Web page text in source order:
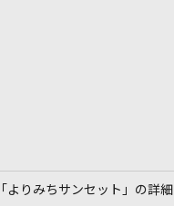
「よりみちサンセット」の詳細